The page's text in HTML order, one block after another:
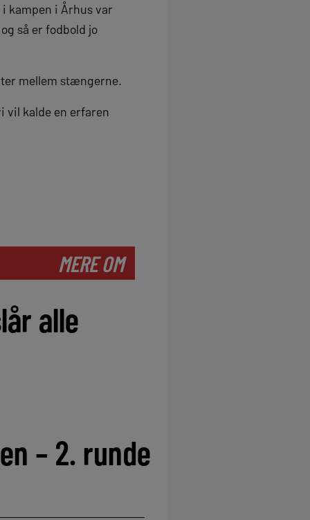
kampen i Århus var
så er fodbold jo
mellem stængerne.
vil kalde en erfaren
MERE OM
alle
– 2. runde